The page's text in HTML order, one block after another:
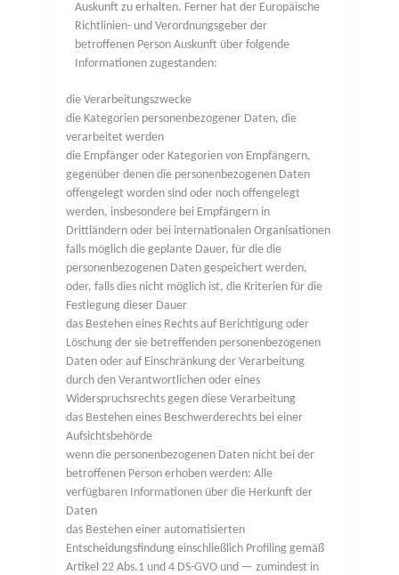
Auskunft zu erhalten. Ferner hat der Europäische
Richtlinien- und Verordnungsgeber der
betroffenen Person Auskunft über folgende
Informationen zugestanden:
die Verarbeitungszwecke
die Kategorien personenbezogener Daten, die
verarbeitet werden
die Empfänger oder Kategorien von Empfängern,
gegenüber denen die personenbezogenen Daten
offengelegt worden sind oder noch offengelegt
werden, insbesondere bei Empfängern in
Drittländern oder bei internationalen Organisationen
falls möglich die geplante Dauer, für die die
personenbezogenen Daten gespeichert werden,
oder, falls dies nicht möglich ist, die Kriterien für die
Festlegung dieser Dauer
das Bestehen eines Rechts auf Berichtigung oder
Löschung der sie betreffenden personenbezogenen
Daten oder auf Einschränkung der Verarbeitung
durch den Verantwortlichen oder eines
Widerspruchsrechts gegen diese Verarbeitung
das Bestehen eines Beschwerderechts bei einer
Aufsichtsbehörde
wenn die personenbezogenen Daten nicht bei der
betroffenen Person erhoben werden: Alle
verfügbaren Informationen über die Herkunft der
Daten
das Bestehen einer automatisierten
Entscheidungsfindung einschließlich Profiling gemäß
Artikel 22 Abs.1 und 4 DS-GVO und — zumindest in